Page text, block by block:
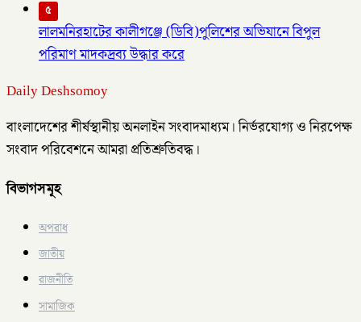
৫
লালমনিরহাটের কালীগঞ্জে (ডিবি)পুলিশের অভিযানে বিপুল
পরিমাণ মাদকদ্রব্য উদ্ধার করে
Daily Deshsomoy
বাংলাদেশের শীর্ষস্থানীয় অনলাইন সংবাদমাধ্যম। নির্ভরযোগ্য ও নিরপেক্ষ
সংবাদ পরিবেশনে আমরা প্রতিশ্রুতিবদ্ধ।
বিভাগসমূহ
অপরাধ
জাতীয়
রাজনীতি
সামাজিক